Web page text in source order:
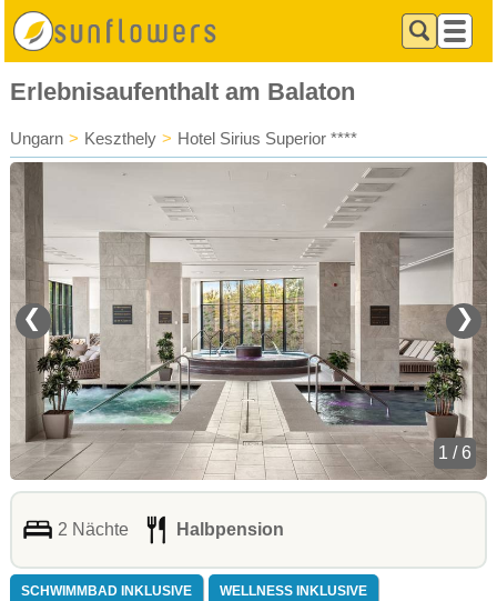
Erlebnisaufenthalt am Balaton
Ungarn > Keszthely > Hotel Sirius Superior ****
❮ ❯
1 / 6
2 Nächte Halbpension
SCHWIMMBAD INKLUSIVE WELLNESS INKLUSIVE